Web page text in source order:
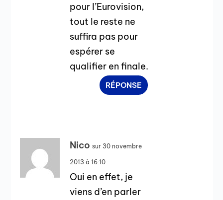
pour l’Eurovision,
tout le reste ne
suffira pas pour
espérer se
qualifier en finale.
RÉPONSE
Nico sur 30 novembre
2013 à 16:10
Oui en effet, je
viens d’en parler